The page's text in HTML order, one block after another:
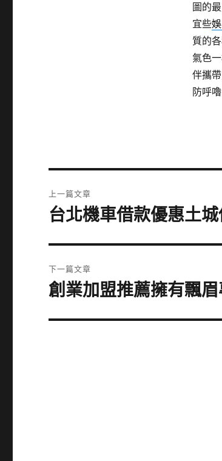
圖的
宜些
質的
氣色
伴攜
防呼
章
上一篇文章
上
篇
文
章:
台北機車借款優惠土
下一篇文章
下
篇
創業加盟推薦擁有飄